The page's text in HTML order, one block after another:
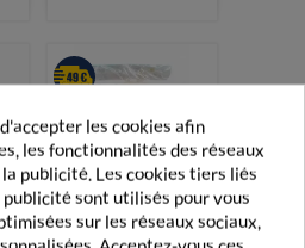
les cookies afin
les fonctionnalités des réseaux
publicité. Les cookies tiers liés
sont utilisés pour vous
sur les réseaux sociaux,